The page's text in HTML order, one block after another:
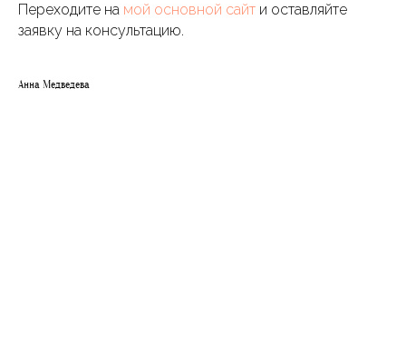
Переходите на мой основной сайт и оставляйте
заявку на консультацию.
Анна Медведева